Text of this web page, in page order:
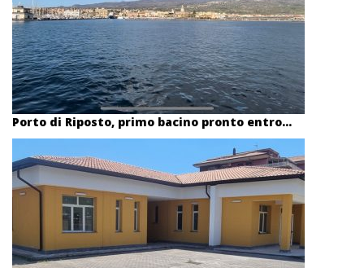
Porto di Riposto, primo bacino pronto entro...